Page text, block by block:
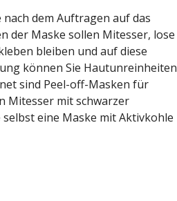
dem Auftragen auf das
der Maske sollen Mitesser, lose
bleiben und auf diese
können Sie Hautunreinheiten
sind Peel-off-Masken für
Mitesser mit schwarzer
eine Maske mit Aktivkohle